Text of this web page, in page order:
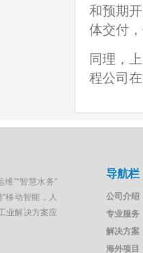
和预期
体交付
同理，
程公司
”“智慧水务”
移动智能，人
业解决方案应
导航栏
公司介绍
专业服务
解决方案
海外项目